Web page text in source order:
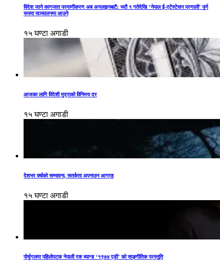
विदेश जाने कागजात प्रमाणीकरण अब अनलाइनबाटै: भदौ १ गतेदेखि ‘नेपाल ई-एटेस्टेसन प्रणाली’ पूर्ण
रूपमा सञ्चालनमा आउने
१५ घण्टा अगाडी
आजका लागि विदेशी मुद्राको विनिमय दर
१५ घण्टा अगाडी
देशभर वर्षाको सम्भावना, सतर्कता अपनाउन आग्रह
१५ घण्टा अगाडी
पोर्चुगलमा पहिलोपटक नेपाली रक ब्यान्ड ‘१९७४ एडी’ को साङ्गीतिक प्रस्तुति